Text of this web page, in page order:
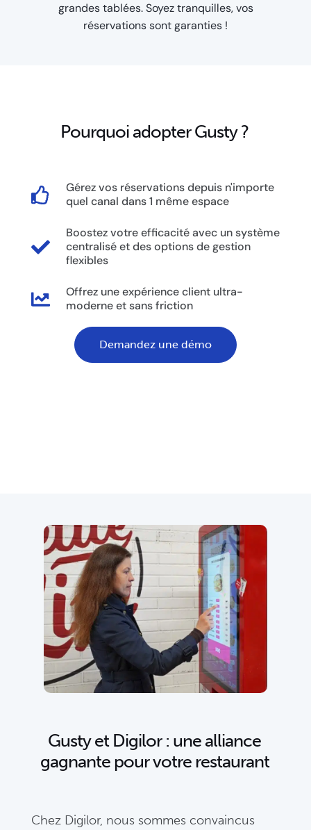
grandes tablées. Soyez tranquilles, vos
réservations sont garanties !
Pourquoi adopter Gusty ?
Gérez vos réservations depuis n'importe
quel canal dans 1 même espace
Boostez votre efficacité avec un système
centralisé et des options de gestion
flexibles
Offrez une expérience client ultra-
moderne et sans friction
Demandez une démo
Gusty et Digilor : une alliance
gagnante pour votre restaurant
Chez Digilor, nous sommes convaincus